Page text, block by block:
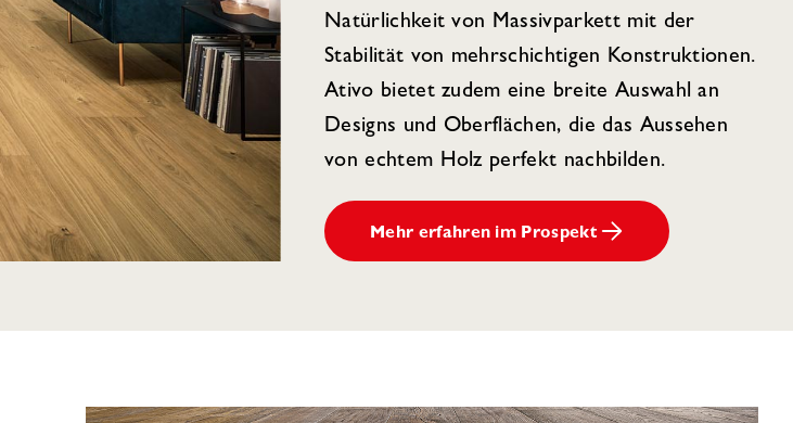
Natürlichkeit von Massivparkett mit der
Stabilität von mehrschichtigen Konstruktionen.
Ativo bietet zudem eine breite Auswahl an
Designs und Oberflächen, die das Aussehen
von echtem Holz perfekt nachbilden.
Mehr erfahren im Prospekt